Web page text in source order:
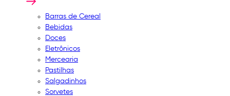
Barras de Cereal
Bebidas
Doces
Eletrônicos
Mercearia
Pastilhas
Salgadinhos
Sorvetes